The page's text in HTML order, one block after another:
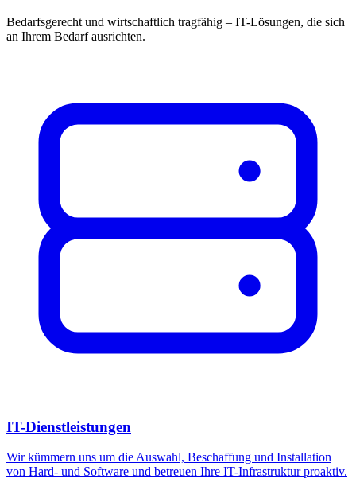
Bedarfsgerecht und wirtschaftlich tragfähig – IT-Lösungen, die sich
an Ihrem Bedarf ausrichten.
IT-Dienstleistungen
Wir kümmern uns um die Auswahl, Beschaffung und Installation
von Hard- und Software und betreuen Ihre IT-Infrastruktur proaktiv.